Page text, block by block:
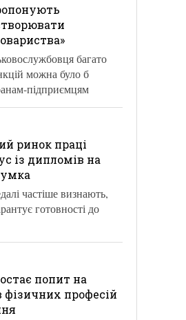
багато
можна було б
підприємцям
ринок праці
із дипломів на
частіше визнають,
готовності до
попит на
фізичних професій